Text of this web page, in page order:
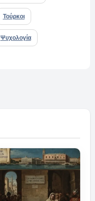
Τούρκοι
Ψυχολογία